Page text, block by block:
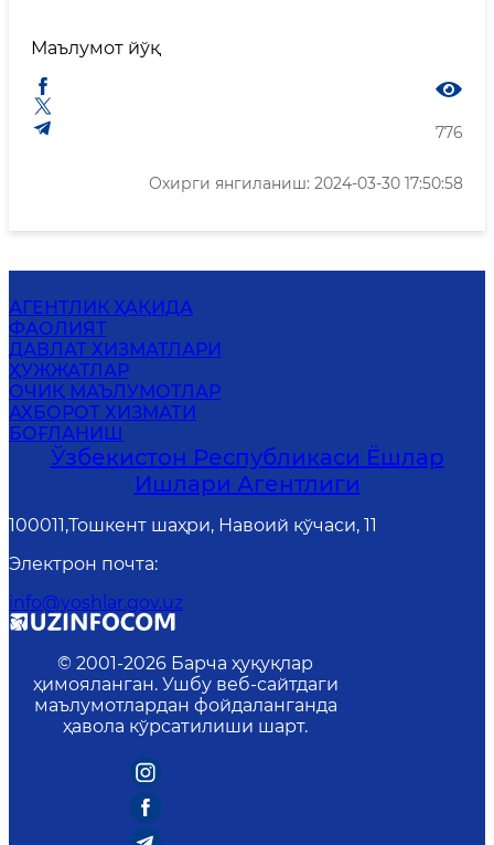
Маълумот йўқ
776
Охирги янгиланиш: 2024-03-30 17:50:58
АГЕНТЛИК ҲАҚИДА
ФАОЛИЯТ
ДАВЛАТ ХИЗМАТЛАРИ
ҲУЖЖАТЛАР
ОЧИҚ МАЪЛУМОТЛАР
АХБОРОТ ХИЗМАТИ
БОҒЛАНИШ
Ўзбекистон Республикаси Ёшлар
Ишлари Агентлиги
100011,Тошкент шаҳри, Навоий кўчаси, 11
Электрон почта:
info@yoshlar.gov.uz
© 2001-2026 Барча ҳуқуқлар
ҳимояланган. Ушбу веб-сайтдаги
маълумотлардан фойдаланганда
ҳавола кўрсатилиши шарт.